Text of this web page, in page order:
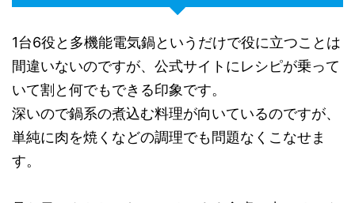
1台6役と多機能電気鍋というだけで役に立つことは
間違いないのですが、公式サイトにレシピが乗って
いて割と何でもできる印象です。
深いので鍋系の煮込む料理が向いているのですが、
単純に肉を焼くなどの調理でも問題なくこなせま
す。